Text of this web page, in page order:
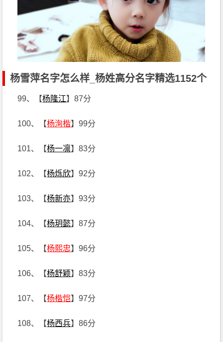
杨雪萍名字怎么样_杨姓高分名字精选1152个
99、【杨隆江】87分
100、【杨洵楷】99分
101、【杨一凛】83分
102、【杨烁欣】92分
103、【杨新亦】93分
104、【杨玥懿】87分
105、【杨熙忠】96分
106、【杨舒颖】83分
107、【杨楷恺】97分
108、【杨西兵】86分